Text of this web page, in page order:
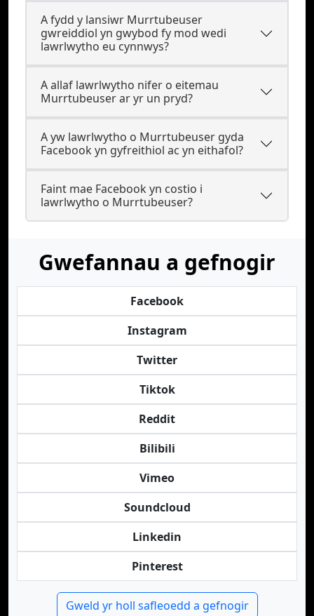
A fydd y lansiwr Murrtubeuser
gwreiddiol yn gwybod fy mod wedi
lawrlwytho eu cynnwys?
A allaf lawrlwytho nifer o eitemau
Murrtubeuser ar yr un pryd?
A yw lawrlwytho o Murrtubeuser gyda
Facebook yn gyfreithiol ac yn eithafol?
Faint mae Facebook yn costio i
lawrlwytho o Murrtubeuser?
Gwefannau a gefnogir
Facebook
Instagram
Twitter
Tiktok
Reddit
Bilibili
Vimeo
Soundcloud
Linkedin
Pinterest
Gweld yr holl safleoedd a gefnogir